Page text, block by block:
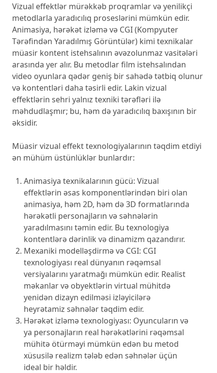
Vizual effektlər mürəkkəb proqramlar və yenilikçi
metodlarla yaradıcılıq proseslərini mümkün edir.
Animasiya, hərəkət izləmə və CGI (Kompyuter
Tərəfindən Yaradılmış Görüntülər) kimi texnikalar
müasir kontent istehsalının əvəzolunmaz vasitələri
arasında yer alır. Bu metodlar film istehsalından
video oyunlara qədər geniş bir sahədə tətbiq olunur
və kontentləri daha təsirli edir. Lakin vizual
effektlərin sehri yalnız texniki tərəfləri ilə
məhdudlaşmır; bu, həm də yaradıcılıq baxışının bir
əksidir.
Müasir vizual effekt texnologiyalarının təqdim etdiyi
ən mühüm üstünlüklər bunlardır:
Animasiya texnikalarının gücü: Vizual
effektlərin əsas komponentlərindən biri olan
animasiya, həm 2D, həm də 3D formatlarında
hərəkətli personajların və səhnələrin
yaradılmasını təmin edir. Bu texnologiya
kontentlərə dərinlik və dinamizm qazandırır.
Mexaniki modelləşdirmə və CGI: CGI
texnologiyası real dünyanın rəqəmsal
versiyalarını yaratmağı mümkün edir. Realist
məkanlar və obyektlərin virtual mühitdə
yenidən dizayn edilməsi izləyicilərə
heyrətamiz səhnələr təqdim edir.
Hərəkət izləmə texnologiyası: Oyuncuların və
ya personajların real hərəkətlərini rəqəmsal
mühitə ötürməyi mümkün edən bu metod
xüsusilə realizm tələb edən səhnələr üçün
ideal bir həldir.